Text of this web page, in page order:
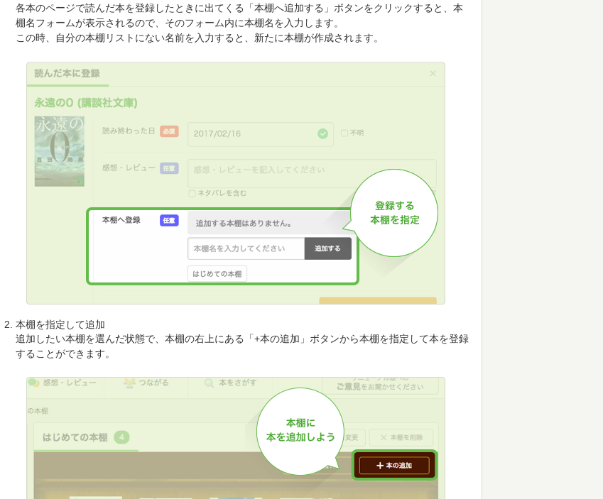
各本のページで読んだ本を登録したときに出てくる「本棚へ追加する」ボタンをクリックすると、本
棚名フォームが表示されるので、そのフォーム内に本棚名を入力します。
この時、自分の本棚リストにない名前を入力すると、新たに本棚が作成されます。
本棚を指定して追加
追加したい本棚を選んだ状態で、本棚の右上にある「+本の追加」ボタンから本棚を指定して本を登録
することができます。